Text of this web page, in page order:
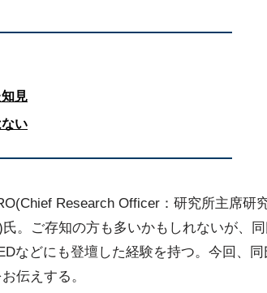
見
い
Research Officer：研究所主席研
。ご存知の方も多いかもしれないが、
などにも登壇した経験を持つ。今回、
伝えする。